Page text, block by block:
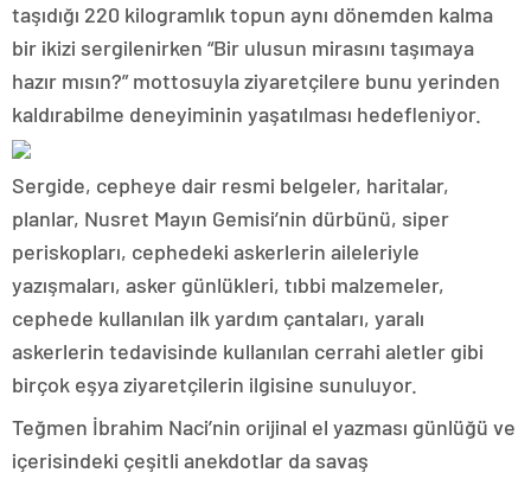
taşıdığı 220 kilogramlık topun aynı dönemden kalma
bir ikizi sergilenirken “Bir ulusun mirasını taşımaya
hazır mısın?” mottosuyla ziyaretçilere bunu yerinden
kaldırabilme deneyiminin yaşatılması hedefleniyor.
Sergide, cepheye dair resmi belgeler, haritalar,
planlar, Nusret Mayın Gemisi’nin dürbünü, siper
periskopları, cephedeki askerlerin aileleriyle
yazışmaları, asker günlükleri, tıbbi malzemeler,
cephede kullanılan ilk yardım çantaları, yaralı
askerlerin tedavisinde kullanılan cerrahi aletler gibi
birçok eşya ziyaretçilerin ilgisine sunuluyor.
Teğmen İbrahim Naci’nin orijinal el yazması günlüğü ve
içerisindeki çeşitli anekdotlar da savaş